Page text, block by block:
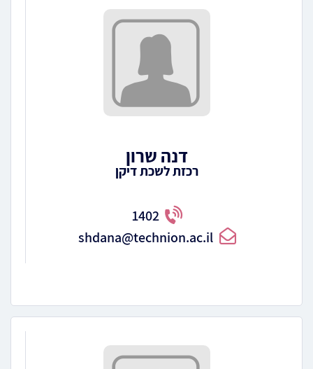
דנה שרון
רכזת לשכת דיקן
1402
shdana@technion.ac.il